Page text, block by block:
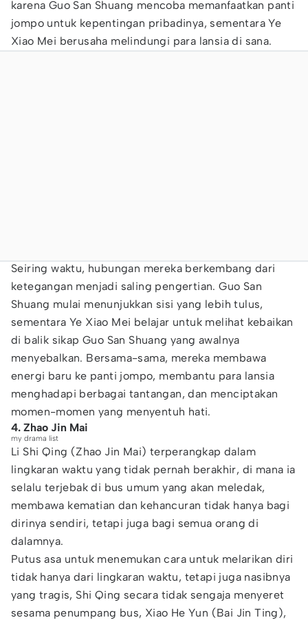
karena Guo San Shuang mencoba memanfaatkan panti
jompo untuk kepentingan pribadinya, sementara Ye
Xiao Mei berusaha melindungi para lansia di sana.
Seiring waktu, hubungan mereka berkembang dari
ketegangan menjadi saling pengertian. Guo San
Shuang mulai menunjukkan sisi yang lebih tulus,
sementara Ye Xiao Mei belajar untuk melihat kebaikan
di balik sikap Guo San Shuang yang awalnya
menyebalkan. Bersama-sama, mereka membawa
energi baru ke panti jompo, membantu para lansia
menghadapi berbagai tantangan, dan menciptakan
momen-momen yang menyentuh hati.
4. Zhao Jin Mai
my drama list
Li Shi Qing (Zhao Jin Mai) terperangkap dalam
lingkaran waktu yang tidak pernah berakhir, di mana ia
selalu terjebak di bus umum yang akan meledak,
membawa kematian dan kehancuran tidak hanya bagi
dirinya sendiri, tetapi juga bagi semua orang di
dalamnya.
Putus asa untuk menemukan cara untuk melarikan diri
tidak hanya dari lingkaran waktu, tetapi juga nasibnya
yang tragis, Shi Qing secara tidak sengaja menyeret
sesama penumpang bus, Xiao He Yun (Bai Jin Ting),